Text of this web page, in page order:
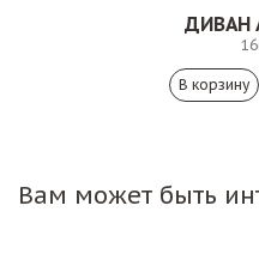
ДИВАН
Вам может быть